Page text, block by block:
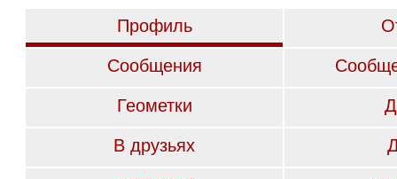
Профиль
Сообщения
Геометки
В друзьях